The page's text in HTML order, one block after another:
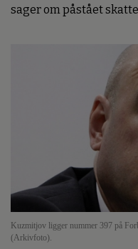
sager om påstået
Kuzmitjov ligger nummer 397 på
(Arkivfoto).